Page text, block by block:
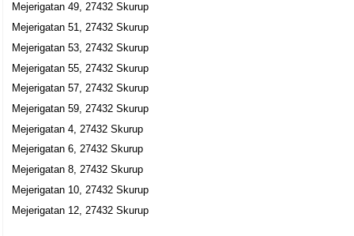
Mejerigatan 49, 27432 Skurup
Mejerigatan 51, 27432 Skurup
Mejerigatan 53, 27432 Skurup
Mejerigatan 55, 27432 Skurup
Mejerigatan 57, 27432 Skurup
Mejerigatan 59, 27432 Skurup
Mejerigatan 4, 27432 Skurup
Mejerigatan 6, 27432 Skurup
Mejerigatan 8, 27432 Skurup
Mejerigatan 10, 27432 Skurup
Mejerigatan 12, 27432 Skurup